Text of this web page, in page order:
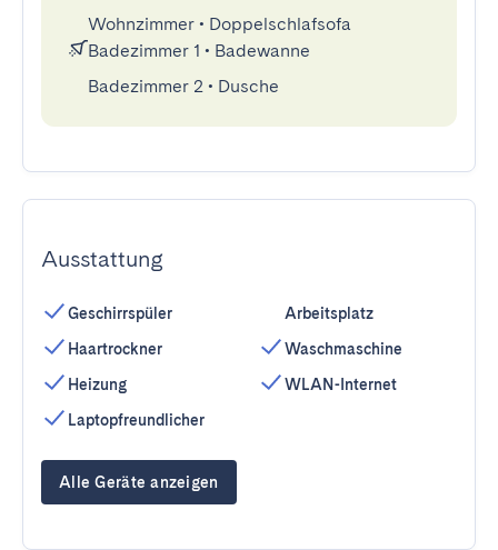
Wohnzimmer • Doppelschlafsofa
Badezimmer 1 • Badewanne
Badezimmer 2 • Dusche
Ausstattung
Geschirrspüler
Haartrockner
Heizung
Laptopfreundlicher
Arbeitsplatz
Waschmaschine
WLAN-Internet
Alle Geräte anzeigen